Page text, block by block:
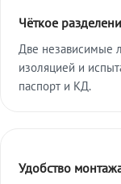
Чёткое
Две независимые
изоляцией и
паспорт и КД.
Удобство